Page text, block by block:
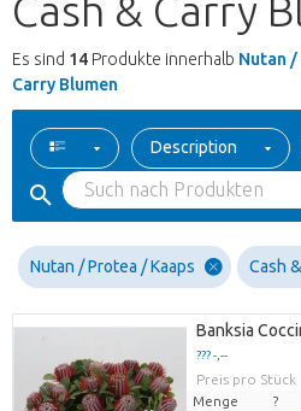
Cash & Carry
Es sind 14 Produkte innerhalb Nutan /
Carry Blumen
Description
Nutan / Protea / Kaaps Cash
Banksia
??? -,--
Preis pro Stück
Menge
?